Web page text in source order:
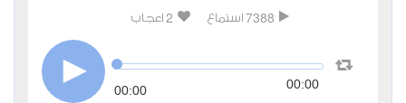
7388 استماع 2 اعجاب
00:00 00:00